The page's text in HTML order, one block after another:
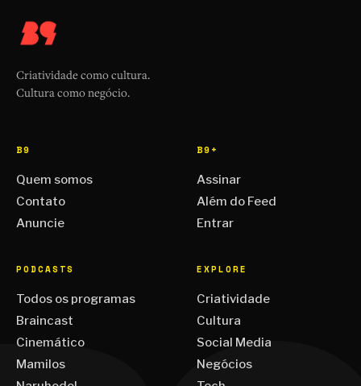
Criatividade como cultura.
Cultura como negócio.
B9
Quem somos
Contato
Anuncie
B9+
Assinar
Além do Feed
Entrar
PODCASTS
Todos os programas
Braincast
Cinemático
Mamilos
EXPLORE
Criatividade
Cultura
Social Media
Negócios